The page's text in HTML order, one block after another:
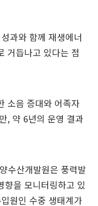
과와 함께 재생에너
거듭나고 있다는 점
소음 증대와 어족자
, 약 6년의 운영 결과
수산개발원은 풍력발
향을 모니터링하고 있
원인 수중 생태계가